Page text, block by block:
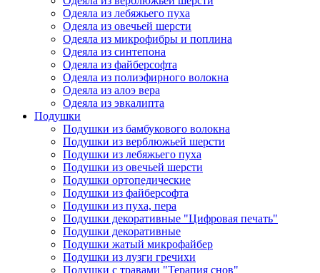
Одеяла из лебяжьего пуха
Одеяла из овечьей шерсти
Одеяла из микрофибры и поплина
Одеяла из синтепона
Одеяла из файберсофта
Одеяла из полиэфирного волокна
Одеяла из алоэ вера
Одеяла из эвкалипта
Подушки
Подушки из бамбукового волокна
Подушки из верблюжьей шерсти
Подушки из лебяжьего пуха
Подушки из овечьей шерсти
Подушки ортопедические
Подушки из файберсофта
Подушки из пуха, пера
Подушки декоративные "Цифровая печать"
Подушки декоративные
Подушки жатый микрофайбер
Подушки из лузги гречихи
Подушки с травами "Терапия снов"